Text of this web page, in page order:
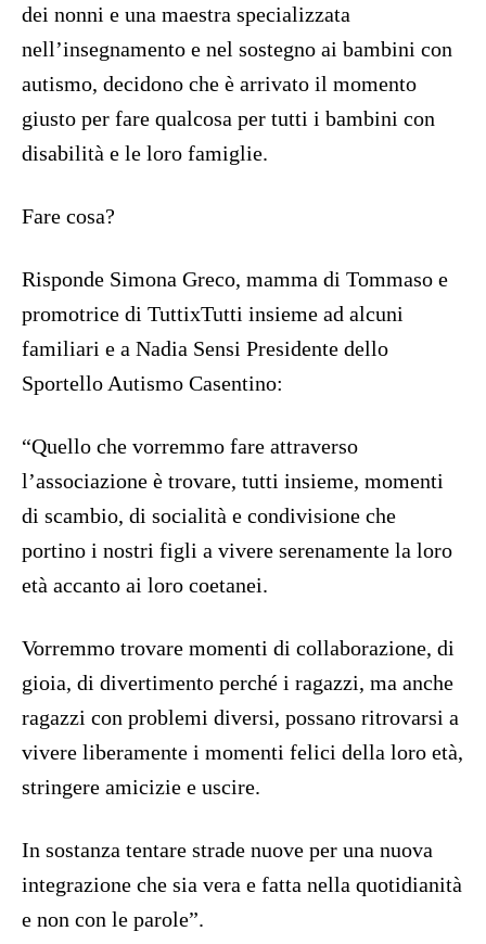
dei nonni e una maestra specializzata
nell’insegnamento e nel sostegno ai bambini con
autismo, decidono che è arrivato il momento
giusto per fare qualcosa per tutti i bambini con
disabilità e le loro famiglie.
Fare cosa?
Risponde Simona Greco, mamma di Tommaso e
promotrice di TuttixTutti insieme ad alcuni
familiari e a Nadia Sensi Presidente dello
Sportello Autismo Casentino:
“Quello che vorremmo fare attraverso
l’associazione è trovare, tutti insieme, momenti
di scambio, di socialità e condivisione che
portino i nostri figli a vivere serenamente la loro
età accanto ai loro coetanei.
Vorremmo trovare momenti di collaborazione, di
gioia, di divertimento perché i ragazzi, ma anche
ragazzi con problemi diversi, possano ritrovarsi a
vivere liberamente i momenti felici della loro età,
stringere amicizie e uscire.
In sostanza tentare strade nuove per una nuova
integrazione che sia vera e fatta nella quotidianità
e non con le parole”.